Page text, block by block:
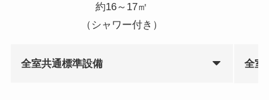
約16～17㎡
（シャワー付き）
全室共通標準設備 全室